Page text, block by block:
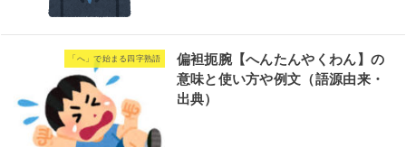
「へ」で始まる四字熟語
偏袒扼腕【へんたんやくわん】の
意味と使い方や例文（語源由来・
出典）